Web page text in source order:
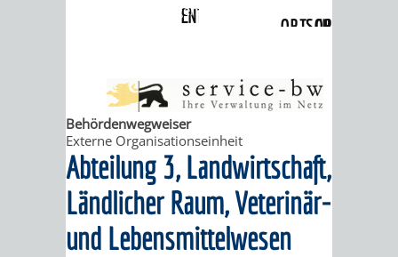
ENTSORGUNG
BEHÖRDENNUMMER
115
FAMILIEN
BERATUNG
UND
HILFE
ORTSCHAFTSRAT
AUSSCHÜSSE
UND
BEIRÄTE
AUSSCHUSS
HAUPTAUSSCHUSS
TAGESORDNUNG
/
PROJEKTE
Bürgerservice
Behördenwegweiser
Externe Organisationseinheit
Abteilung 3, Landwirtschaft,
Ländlicher Raum, Veterinär-
und Lebensmittelwesen